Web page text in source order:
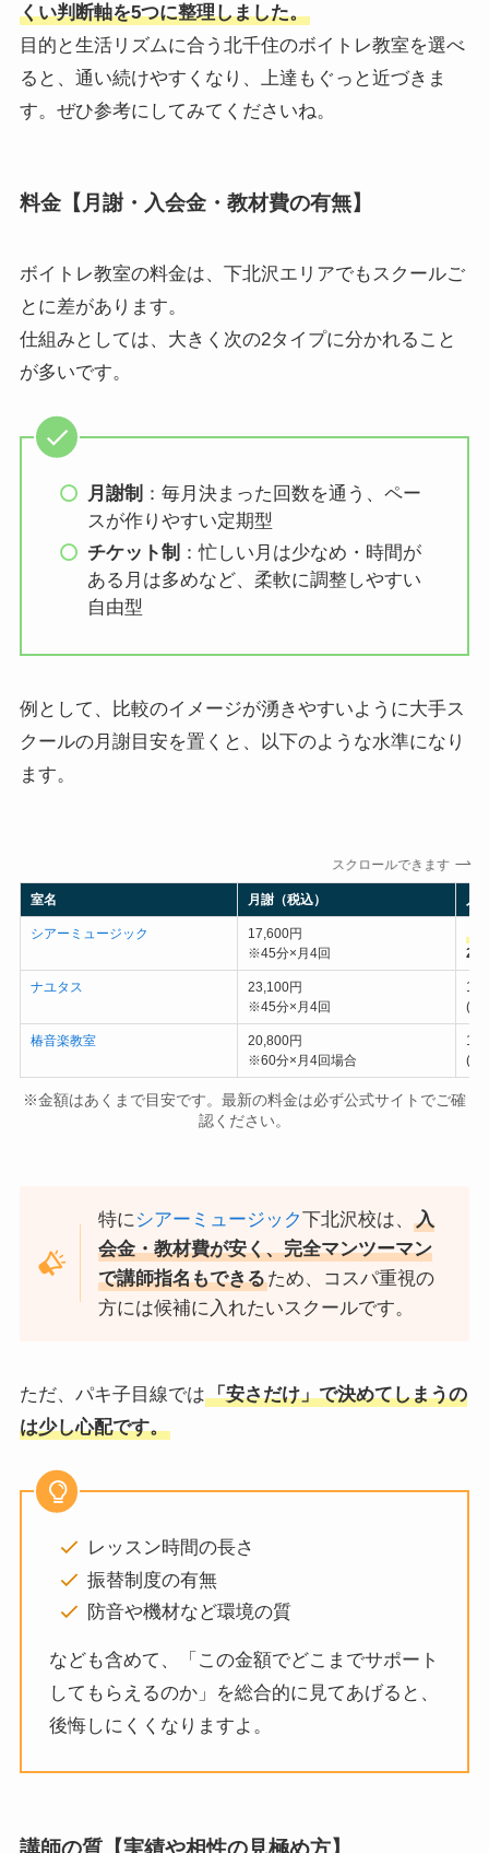
くい判断軸を5つに整理しました。
目的と生活リズムに合う北千住のボイトレ教室を選べ
ると、通い続けやすくなり、上達もぐっと近づきま
す。ぜひ参考にしてみてくださいね。
料金【月謝・入会金・教材費の有無】
ボイトレ教室の料金は、下北沢エリアでもスクールご
とに差があります。
仕組みとしては、大きく次の2タイプに分かれること
が多いです。
月謝制 ：毎月決まった回数を通う、ペー
スが作りやすい定期型
チケット制 ：忙しい月は少なめ・時間が
ある月は多めなど、柔軟に調整しやすい
自由型
例として、比較のイメージが湧きやすいように大手ス
クールの月謝目安を置くと、以下のような水準になり
ます。
スクロールできます
室名 月謝（税込） 入
シアーミュージック
17,600円
※45分×月4回
＼
ナユタス
23,100円
※45分×月4回
(無
椿音楽教室
20,800円
※60分×月4回場合
(無
※金額はあくまで目安です。最新の料金は必ず公式サイトでご確
認ください。
特に シアーミュージック下北沢校は、入
会金・教材費が安く、完全マンツーマン
で講師指名もできるため、コスパ重視の
方には候補に入れたいスクールです。
ただ、パキ子目線では「安さだけ」で決めてしまうの
は少し心配です。
レッスン時間の長さ
振替制度の有無
防音や機材など環境の質
なども含めて、「この金額でどこまでサポート
してもらえるのか」を総合的に見てあげると、
後悔しにくくなりますよ。
講師の質【実績や相性の見極め方】